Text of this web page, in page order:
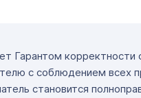
Гарантом
с соблюдением всех
становится